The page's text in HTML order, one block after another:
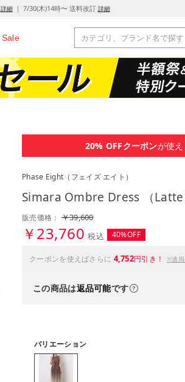
詳細｜ 7/30(木)14時〜 送料改訂 詳細
Sale
20% OFFクーポンが使
Phase Eight （フェイズ エイト）
Simara Ombre Dress （Latte
販売価格：￥39,600
￥23,760 税込 40%OFF
クーポンを使えばさらに 4,752円引き！ ※適用
この商品は返品可能です
バリエーション